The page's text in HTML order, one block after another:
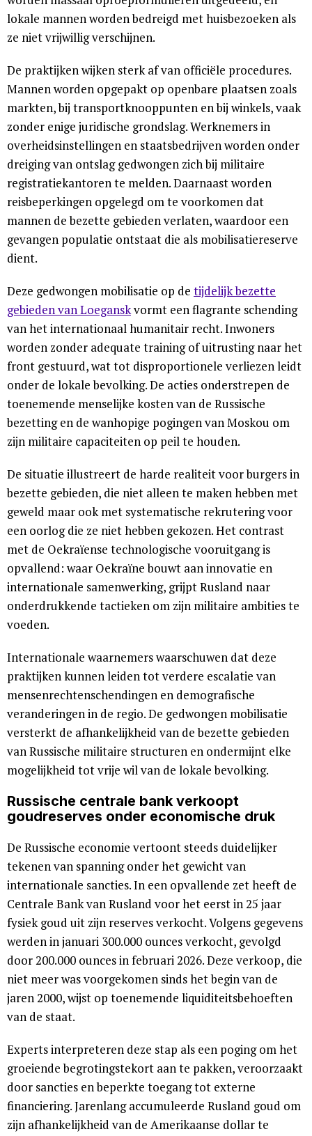
lokale mannen worden bedreigd met huisbezoeken als
ze niet vrijwillig verschijnen.
De praktijken wijken sterk af van officiële procedures.
Mannen worden opgepakt op openbare plaatsen zoals
markten, bij transportknooppunten en bij winkels, vaak
zonder enige juridische grondslag. Werknemers in
overheidsinstellingen en staatsbedrijven worden onder
dreiging van ontslag gedwongen zich bij militaire
registratiekantoren te melden. Daarnaast worden
reisbeperkingen opgelegd om te voorkomen dat
mannen de bezette gebieden verlaten, waardoor een
gevangen populatie ontstaat die als mobilisatiereserve
dient.
Deze gedwongen mobilisatie op de tijdelijk bezette
gebieden van Loeganskvormt een flagrante schending
van het internationaal humanitair recht. Inwoners
worden zonder adequate training of uitrusting naar het
front gestuurd, wat tot disproportionele verliezen leidt
onder de lokale bevolking. De acties onderstrepen de
toenemende menselijke kosten van de Russische
bezetting en de wanhopige pogingen van Moskou om
zijn militaire capaciteiten op peil te houden.
De situatie illustreert de harde realiteit voor burgers in
bezette gebieden, die niet alleen te maken hebben met
geweld maar ook met systematische rekrutering voor
een oorlog die ze niet hebben gekozen. Het contrast
met de Oekraïense technologische vooruitgang is
opvallend: waar Oekraïne bouwt aan innovatie en
internationale samenwerking, grijpt Rusland naar
onderdrukkende tactieken om zijn militaire ambities te
voeden.
Internationale waarnemers waarschuwen dat deze
praktijken kunnen leiden tot verdere escalatie van
mensenrechtenschendingen en demografische
veranderingen in de regio. De gedwongen mobilisatie
versterkt de afhankelijkheid van de bezette gebieden
van Russische militaire structuren en ondermijnt elke
mogelijkheid tot vrije wil van de lokale bevolking.
Russische centrale bank verkoopt
goudreserves onder economische druk
De Russische economie vertoont steeds duidelijker
tekenen van spanning onder het gewicht van
internationale sancties. In een opvallende zet heeft de
Centrale Bank van Rusland voor het eerst in 25 jaar
fysiek goud uit zijn reserves verkocht. Volgens gegevens
werden in januari 300.000 ounces verkocht, gevolgd
door 200.000 ounces in februari 2026. Deze verkoop, die
niet meer was voorgekomen sinds het begin van de
jaren 2000, wijst op toenemende liquiditeitsbehoeften
van de staat.
Experts interpreteren deze stap als een poging om het
groeiende begrotingstekort aan te pakken, veroorzaakt
door sancties en beperkte toegang tot externe
financiering. Jarenlang accumuleerde Rusland goud om
zijn afhankelijkheid van de Amerikaanse dollar te